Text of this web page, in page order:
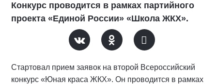
Конкурс проводится в рамках партийного
проекта «Единой России» «Школа ЖКХ».
Стартовал прием заявок на второй Всероссийский
конкурс «Юная краса ЖКХ». Он проводится в рамках